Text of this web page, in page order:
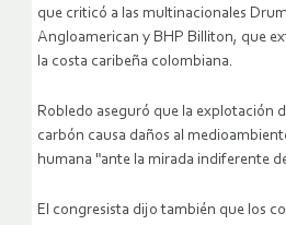
que criticó a las multinacionales
Angloamerican y BHP Billiton, que
la costa caribeña colombiana.
Robledo aseguró que la explotación
carbón causa daños al
humana "ante la mirada indiferente
El congresista dijo también que los